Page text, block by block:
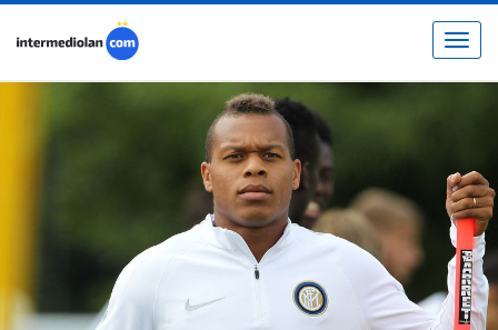
Toggle